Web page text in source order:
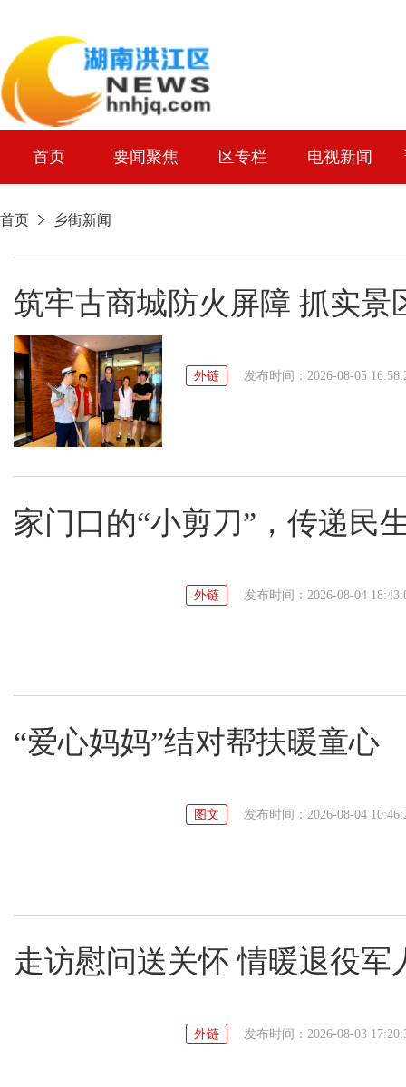
首页 要闻聚焦 区专栏 电视新闻
首页 乡街新闻
筑牢古商城防火屏障 抓实景
外链 发布时间：2026-08-05
家门口的“小剪刀”，传递民
外链 发布时间：2026-08-04
“爱心妈妈”结对帮扶暖童心
图文 发布时间：2026-08-04
走访慰问送关怀 情暖退役军
外链 发布时间：2026-08-03